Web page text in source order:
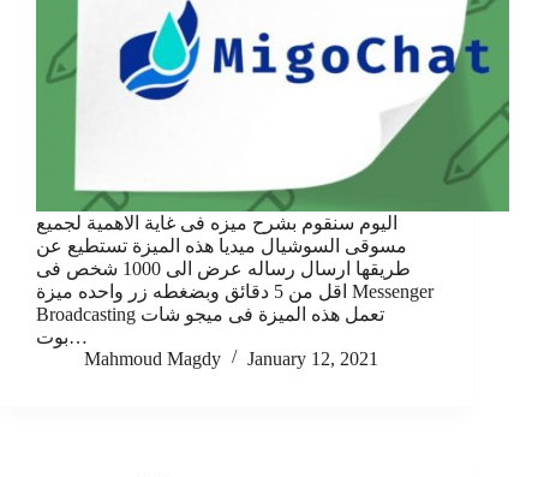
اليوم سنقوم بشرح ميزه فى غاية الاهمية لجميع
مسوقى السوشيال ميديا هذه الميزة تستطيع عن
طريقها ارسال رساله عرض الى 1000 شخص فى
اقل من 5 دقائق وبضغطه زر واحده ميزة Messenger
Broadcasting تعمل هذه الميزة فى ميجو شات
بوت…
Mahmoud Magdy
January 12, 2021